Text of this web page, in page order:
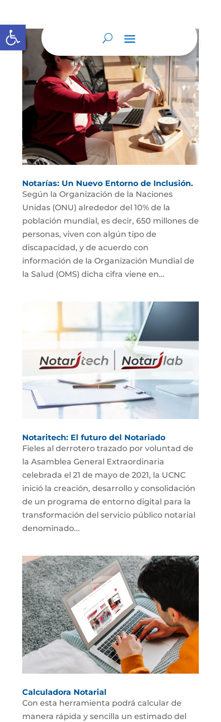
Abrir barra de herramientas
Notarías: Un Nuevo Entorno de Inclusión.
Según la Organización de la Naciones
Unidas (ONU) alrededor del 10% de la
población mundial, es decir, 650 millones de
personas, viven con algún tipo de
discapacidad, y de acuerdo con
información de la Organización Mundial de
la Salud (OMS) dicha cifra viene en...
Notaritech: El futuro del Notariado
Fieles al derrotero trazado por voluntad de
la Asamblea General Extraordinaria
celebrada el 21 de mayo de 2021, la UCNC
inició la creación, desarrollo y consolidación
de un programa de entorno digital para la
transformación del servicio público notarial
denominado...
Calculadora Notarial
Con esta herramienta podrá calcular de
manera rápida y sencilla un estimado del